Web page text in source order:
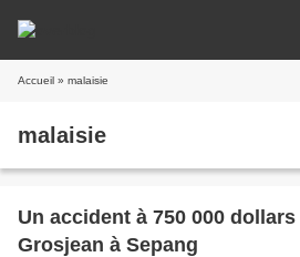
Accueil » malaisie
malaisie
Un accident à 750 000
Grosjean à Sepang